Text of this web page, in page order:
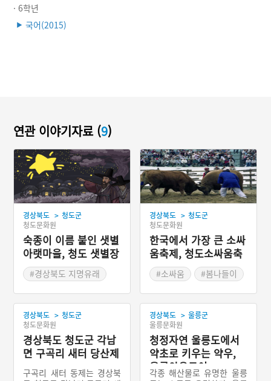
· 6학년
▶ 국어(2015)
연관 이야기자료 (9)
경상북도 > 청도군
청도문화원
숙종이 이름 붙인 샛별
아랫마을, 청도 샛별장
터#경상북도 지명유래
경상북도 > 청도군
청도문화원
한국에서 가장 큰 소싸
움축제, 청도소싸움축
제#소싸움
#봄나들이
경상북도 > 청도군
청도문화원
경상북도 청도군 각남
면 구곡리 새터 당산제
구곡리 새터 동제는 경상북
경상북도 > 울릉군
울릉문화원
청정자연 울릉도에서
약초로 키우는 약우,
울릉약우구이
각종 해산물로 유명한 울릉